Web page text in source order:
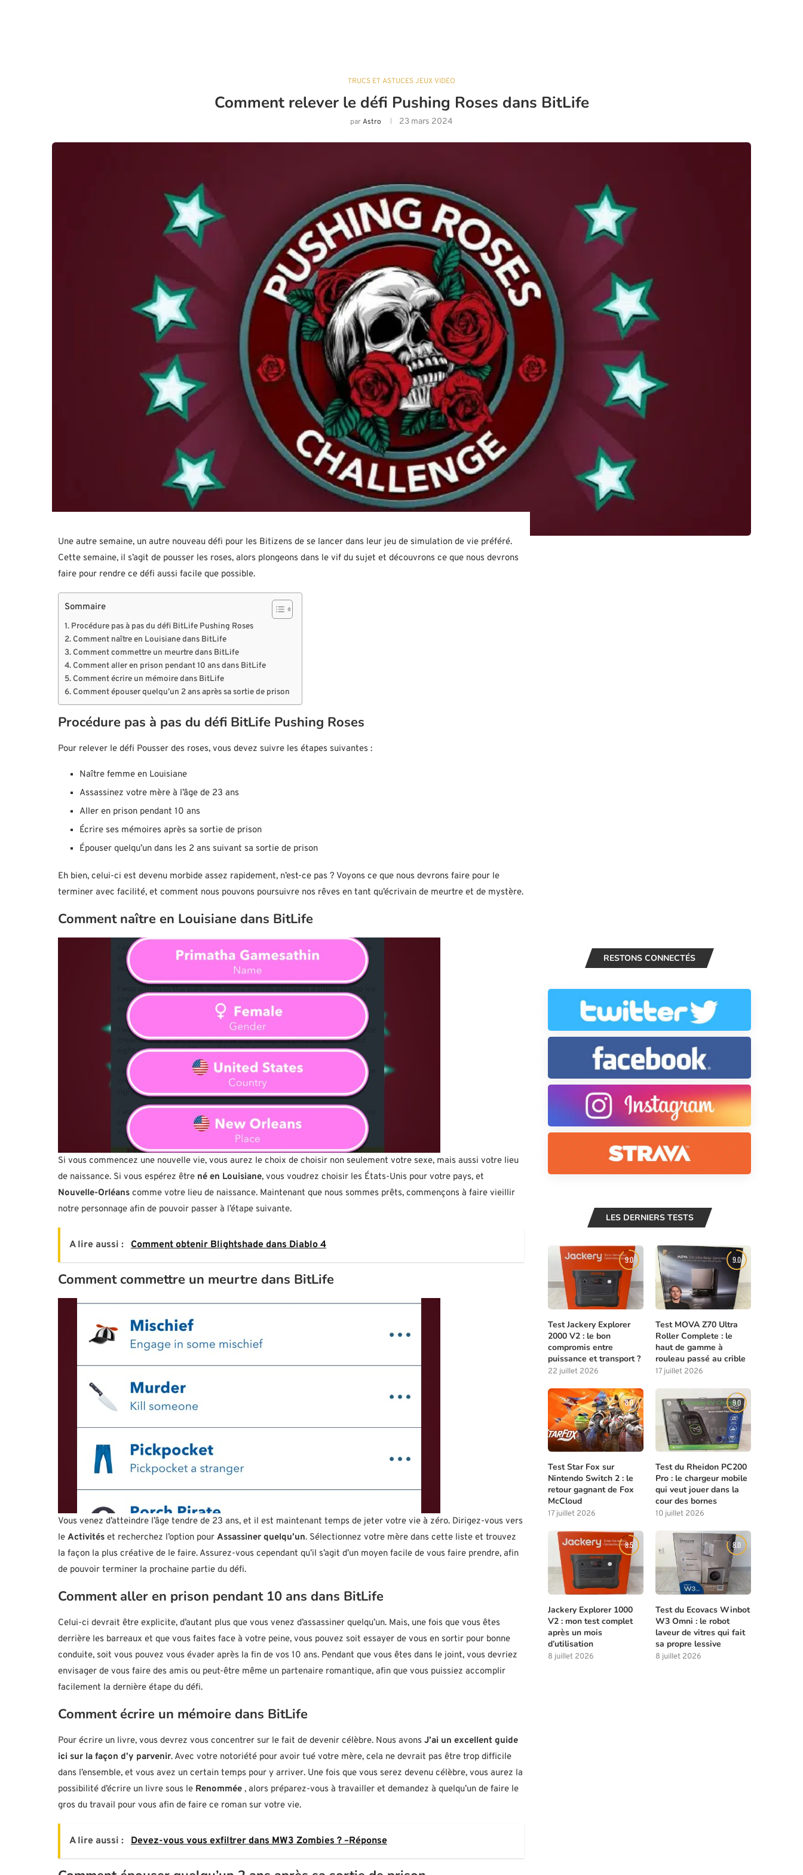
TRUCS ET ASTUCES JEUX VIDÉO
Comment relever le défi Pushing Roses dans BitLife
parAstro 23 mars 2024
Une autre semaine, un autre nouveau défi pour les Bitizens de se lancer dans leur jeu de simulation de vie préféré.
Cette semaine, il s’agit de pousser les roses, alors plongeons dans le vif du sujet et découvrons ce que nous devrons
faire pour rendre ce défi aussi facile que possible.
Sommaire
Procédure pas à pas du défi BitLife Pushing Roses
Comment naître en Louisiane dans BitLife
Comment commettre un meurtre dans BitLife
Comment aller en prison pendant 10 ans dans BitLife
Comment écrire un mémoire dans BitLife
Comment épouser quelqu’un 2 ans après sa sortie de prison
Procédure pas à pas du défi BitLife Pushing Roses
Pour relever le défi Pousser des roses, vous devez suivre les étapes suivantes :
Naître femme en Louisiane
Assassinez votre mère à l’âge de 23 ans
Aller en prison pendant 10 ans
Écrire ses mémoires après sa sortie de prison
Épouser quelqu’un dans les 2 ans suivant sa sortie de prison
Eh bien, celui-ci est devenu morbide assez rapidement, n’est-ce pas ? Voyons ce que nous devrons faire pour le
terminer avec facilité, et comment nous pouvons poursuivre nos rêves en tant qu’écrivain de meurtre et de mystère.
Comment naître en Louisiane dans BitLife
Si vous commencez une nouvelle vie, vous aurez le choix de choisir non seulement votre sexe, mais aussi votre lieu
de naissance. Si vous espérez être né en Louisiane, vous voudrez choisir les États-Unis pour votre pays, et
Nouvelle-Orléans comme votre lieu de naissance. Maintenant que nous sommes prêts, commençons à faire vieillir
notre personnage afin de pouvoir passer à l’étape suivante.
A lire aussi : Comment obtenir Blightshade dans Diablo 4
Comment commettre un meurtre dans BitLife
Vous venez d’atteindre l’âge tendre de 23 ans, et il est maintenant temps de jeter votre vie à zéro. Dirigez-vous vers
le Activités et recherchez l’option pour Assassiner quelqu’un. Sélectionnez votre mère dans cette liste et trouvez
la façon la plus créative de le faire. Assurez-vous cependant qu’il s’agit d’un moyen facile de vous faire prendre, afin
de pouvoir terminer la prochaine partie du défi.
Comment aller en prison pendant 10 ans dans BitLife
Celui-ci devrait être explicite, d’autant plus que vous venez d’assassiner quelqu’un. Mais, une fois que vous êtes
derrière les barreaux et que vous faites face à votre peine, vous pouvez soit essayer de vous en sortir pour bonne
conduite, soit vous pouvez vous évader après la fin de vos 10 ans. Pendant que vous êtes dans le joint, vous devriez
envisager de vous faire des amis ou peut-être même un partenaire romantique, afin que vous puissiez accomplir
facilement la dernière étape du défi.
Comment écrire un mémoire dans BitLife
Pour écrire un livre, vous devrez vous concentrer sur le fait de devenir célèbre. Nous avons J’ai un excellent guide
ici sur la façon d’y parvenir. Avec votre notoriété pour avoir tué votre mère, cela ne devrait pas être trop difficile
dans l’ensemble, et vous avez un certain temps pour y arriver. Une fois que vous serez devenu célèbre, vous aurez la
possibilité d’écrire un livre sous le Renommée , alors préparez-vous à travailler et demandez à quelqu’un de faire le
gros du travail pour vous afin de faire ce roman sur votre vie.
A lire aussi : Devez-vous vous exfiltrer dans MW3 Zombies ? –Réponse
RESTONS CONNECTÉS
LES DERNIERS TESTS
9.0
Test Jackery Explorer
2000 V2 : le bon
compromis entre
puissance et transport ?
22 juillet 2026
9.0
Test MOVA Z70 Ultra
Roller Complete : le
haut de gamme à
rouleau passé au crible
17 juillet 2026
8.0
Test Star Fox sur
Nintendo Switch 2 : le
retour gagnant de Fox
McCloud
17 juillet 2026
9.0
Test du Rheidon PC200
Pro : le chargeur mobile
qui veut jouer dans la
cour des bornes
10 juillet 2026
8.5
Jackery Explorer 1000
V2 : mon test complet
après un mois
d’utilisation
8 juillet 2026
8.0
Test du Ecovacs Winbot
W3 Omni : le robot
laveur de vitres qui fait
sa propre lessive
8 juillet 2026